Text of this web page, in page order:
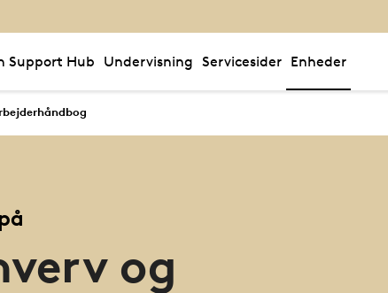
Support Hub Undervisning Servicesider Enheder
og